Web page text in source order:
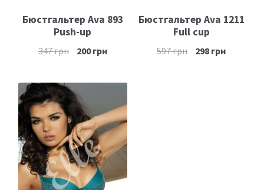
Бюстгальтер Ava 893
Push-up
347грн 200грн
Бюстгальтер Ava 1211
Full cup
597грн 298 грн